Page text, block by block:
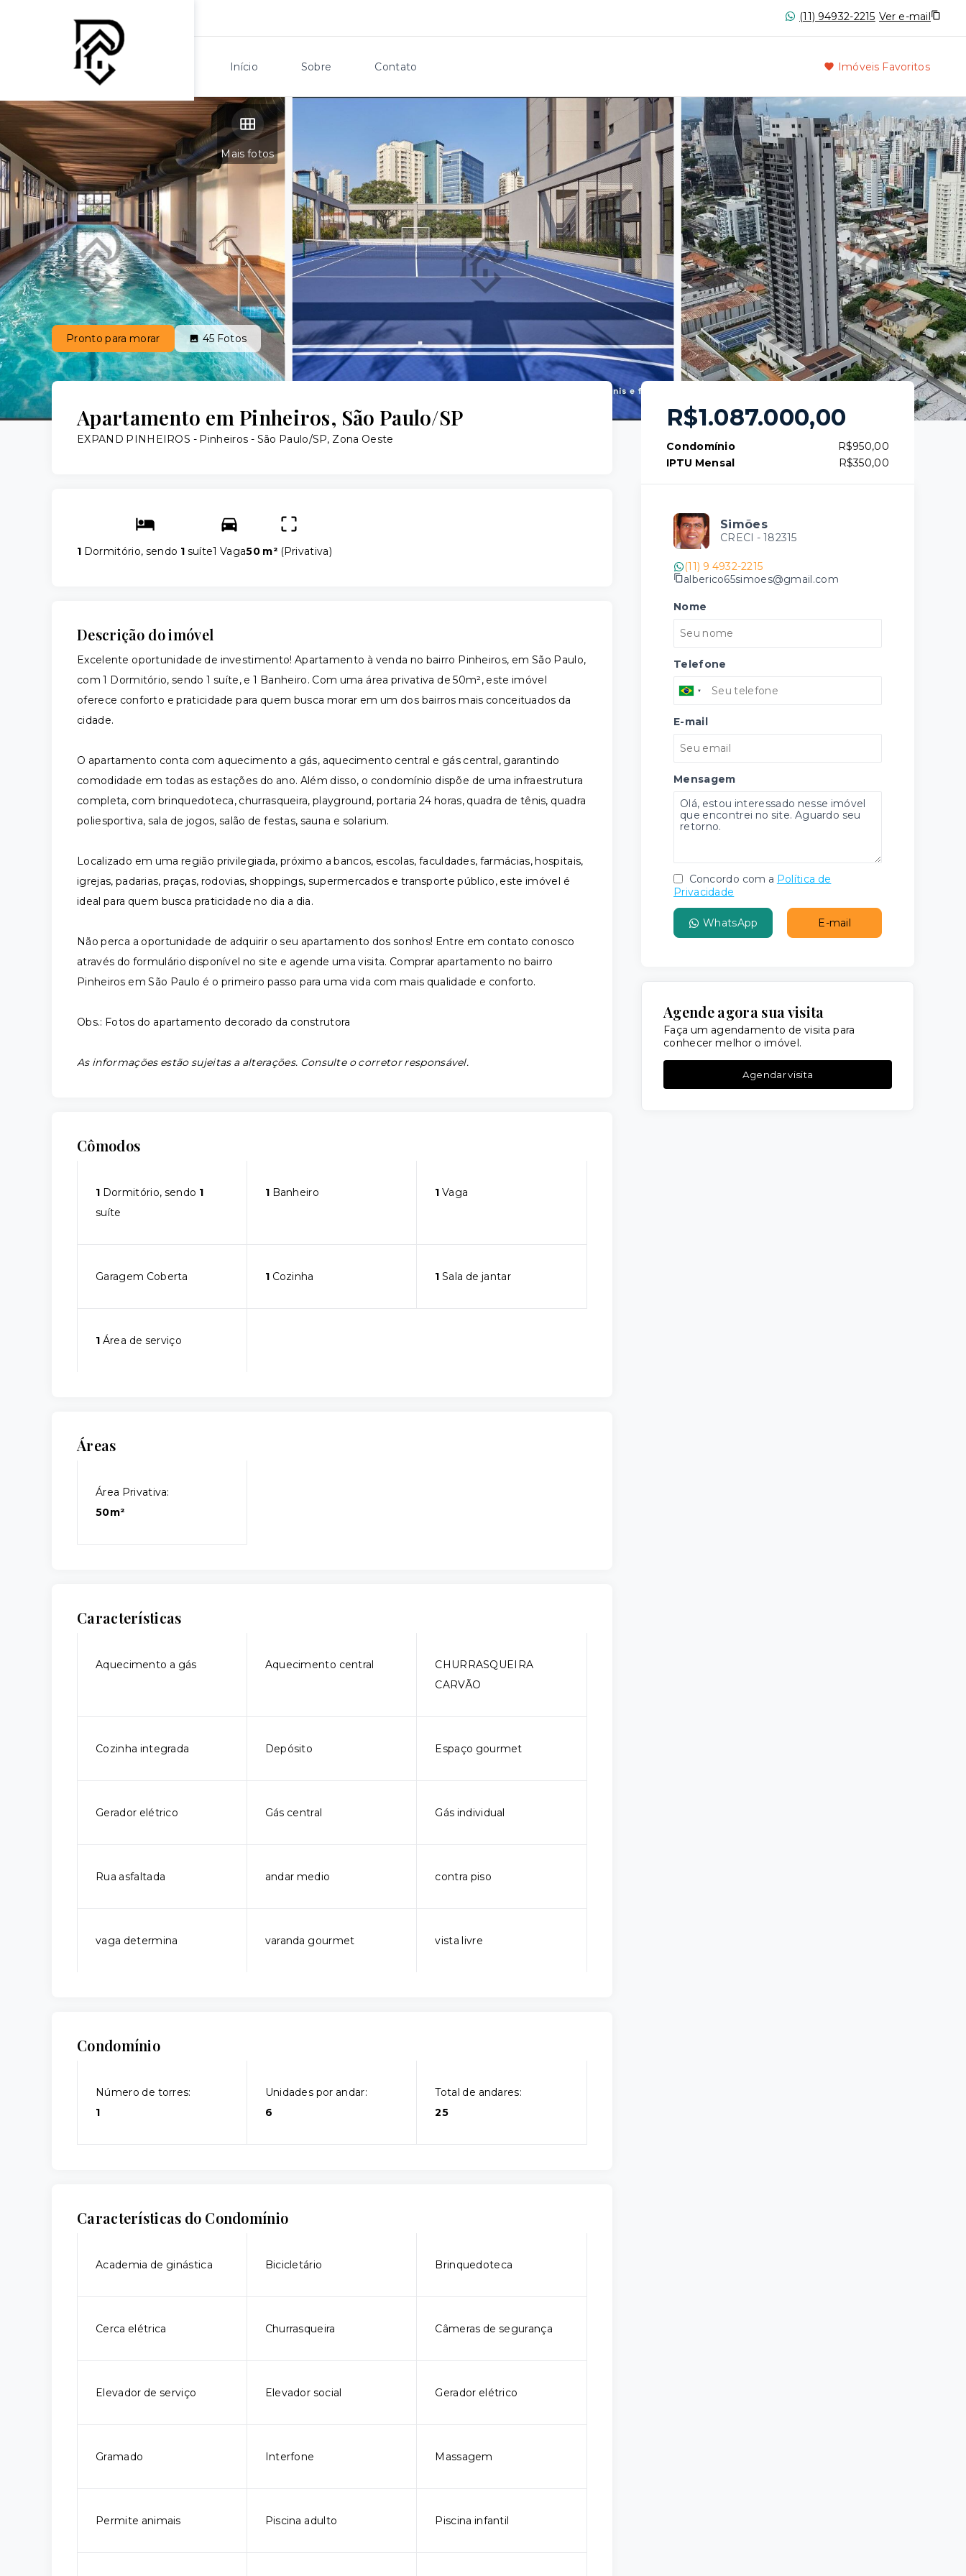
(11) 94932-2215 Ver e-mail
Início Sobre Contato Imóveis Favoritos
Mais fotos
Pronto para morar 45 Fotos
Apartamento em Pinheiros, São Paulo/SP
EXPAND PINHEIROS - Pinheiros - São Paulo/SP, Zona Oeste
1 Dormitório, sendo 1 suíte1 Vaga50 m² (Privativa)
Descrição do imóvel
Excelente oportunidade de investimento! Apartamento à venda no bairro Pinheiros, em São Paulo,
com 1 Dormitório, sendo 1 suíte, e 1 Banheiro. Com uma área privativa de 50m², este imóvel
oferece conforto e praticidade para quem busca morar em um dos bairros mais conceituados da
cidade.
O apartamento conta com aquecimento a gás, aquecimento central e gás central, garantindo
comodidade em todas as estações do ano. Além disso, o condomínio dispõe de uma infraestrutura
completa, com brinquedoteca, churrasqueira, playground, portaria 24 horas, quadra de tênis, quadra
poliesportiva, sala de jogos, salão de festas, sauna e solarium.
Localizado em uma região privilegiada, próximo a bancos, escolas, faculdades, farmácias, hospitais,
igrejas, padarias, praças, rodovias, shoppings, supermercados e transporte público, este imóvel é
ideal para quem busca praticidade no dia a dia.
Não perca a oportunidade de adquirir o seu apartamento dos sonhos! Entre em contato conosco
através do formulário disponível no site e agende uma visita. Comprar apartamento no bairro
Pinheiros em São Paulo é o primeiro passo para uma vida com mais qualidade e conforto.
Obs.: Fotos do apartamento decorado da construtora
As informações estão sujeitas a alterações. Consulte o corretor responsável.
Cômodos
1 Dormitório, sendo 1
suíte
1Banheiro 1 Vaga
Garagem Coberta 1Cozinha 1 Sala de jantar
1 Área de serviço
Áreas
Área Privativa:
50m²
Características
Aquecimento a gás Aquecimento central
CHURRASQUEIRA
CARVÃO
Cozinha integrada Depósito Espaço gourmet
Gerador elétrico Gás central Gás individual
Rua asfaltada andar medio contra piso
vaga determina varanda gourmet vista livre
Condomínio
Número de torres:
1
Unidades por andar:
6
Total de andares:
25
Características do Condomínio
Academia de ginástica Bicicletário Brinquedoteca
Cerca elétrica Churrasqueira Câmeras de segurança
Elevador de serviço Elevador social Gerador elétrico
Gramado Interfone Massagem
Permite animais Piscina adulto Piscina infantil
R$1.087.000,00
Condomínio
R$950,00
IPTU Mensal
R$350,00
Simões
CRECI - 182315
(11) 9 4932-2215
alberico65simoes@gmail.com
Nome
Telefone
E-mail
Mensagem
Concordo com a Política de
Privacidade
WhatsApp E-mail
Agende agora sua visita
Faça um agendamento de visita para
conhecer melhor o imóvel.
Agendar visita